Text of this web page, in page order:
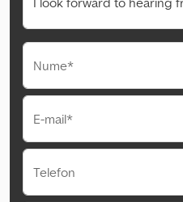
Nume*
E-mail*
Telefon